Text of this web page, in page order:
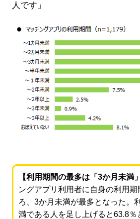
人です」
【利用期間の最多は「3か月未満
ングアプリ利用者に自身の利用期
ろ、3か月未満が最多となった。
満である人を足し上げると63.8％